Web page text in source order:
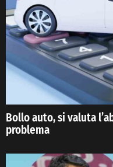
Bollo auto, si valuta
problema